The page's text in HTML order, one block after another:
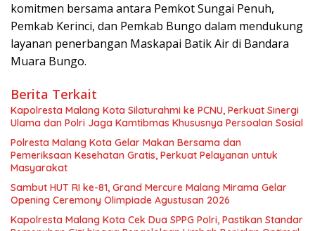
komitmen bersama antara Pemkot Sungai Penuh,
Pemkab Kerinci, dan Pemkab Bungo dalam mendukung
layanan penerbangan Maskapai Batik Air di Bandara
Muara Bungo.
Berita Terkait
Kapolresta Malang Kota Silaturahmi ke PCNU, Perkuat Sinergi
Ulama dan Polri Jaga Kamtibmas Khususnya Persoalan Sosial
Polresta Malang Kota Gelar Makan Bersama dan
Pemeriksaan Kesehatan Gratis, Perkuat Pelayanan untuk
Masyarakat
Sambut HUT RI ke-81, Grand Mercure Malang Mirama Gelar
Opening Ceremony Olimpiade Agustusan 2026
Kapolresta Malang Kota Cek Dua SPPG Polri, Pastikan Standar